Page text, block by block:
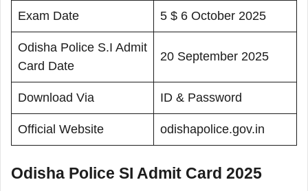
Exam Date 5 $ 6 October 2025
Odisha Police S.I Admit
Card Date
20 September 2025
Download Via ID & Password
Official Website odishapolice.gov.in
Odisha Police SI Admit Card 2025